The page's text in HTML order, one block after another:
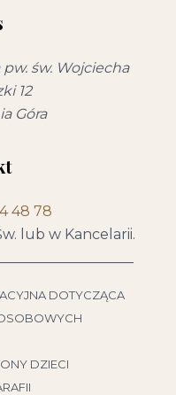
św. Wojciecha
12
Góra
48 78
lub w Kancelarii.
DOTYCZĄCA
DZIECI